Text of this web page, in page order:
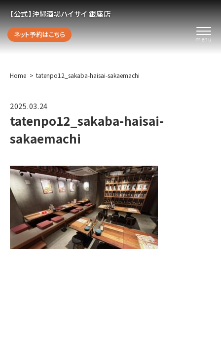
【公式】沖縄酒場ハイサイ 銀座店
ネット予約はこちら
Home tatenpo12_sakaba-haisai-sakaemachi
2025.03.24
tatenpo12_sakaba-haisai-
sakaemachi